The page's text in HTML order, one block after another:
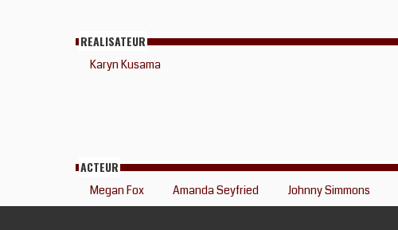
REALISATEUR
Karyn Kusama
ACTEUR
Megan Fox Amanda Seyfried Johnny Simmons